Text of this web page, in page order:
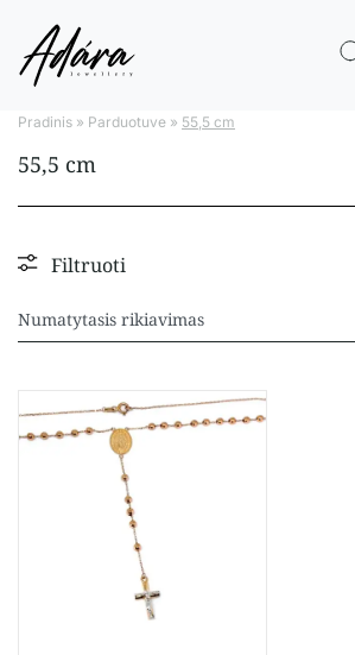
Pradinis » Parduotuve » 55,5 cm
55,5 cm
Filtruoti